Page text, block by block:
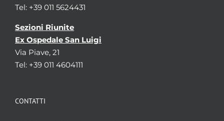
Tel: +39 011 5624431
Sezioni Riunite
Ex Ospedale San Luigi
Via Piave, 21
Tel: +39 011 4604111
CONTATTI